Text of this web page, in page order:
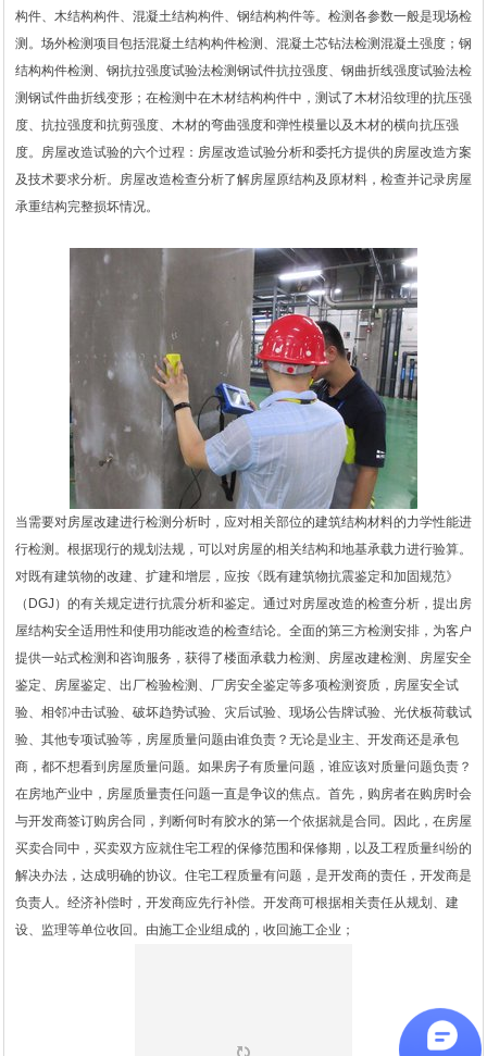
1 2
构件、木结构构件、混凝土结构构件、钢结构构件等。检测各参数一般是现场检
测。场外检测项目包括混凝土结构构件检测、混凝土芯钻法检测混凝土强度；钢
结构构件检测、钢抗拉强度试验法检测钢试件抗拉强度、钢曲折线强度试验法检
测钢试件曲折线变形；在检测中在木材结构构件中，测试了木材沿纹理的抗压强
度、抗拉强度和抗剪强度、木材的弯曲强度和弹性模量以及木材的横向抗压强
度。房屋改造试验的六个过程：房屋改造试验分析和委托方提供的房屋改造方案
及技术要求分析。房屋改造检查分析了解房屋原结构及原材料，检查并记录房屋
承重结构完整损坏情况。
当需要对房屋改建进行检测分析时，应对相关部位的建筑结构材料的力学性能进
行检测。根据现行的规划法规，可以对房屋的相关结构和地基承载力进行验算。
对既有建筑物的改建、扩建和增层，应按《既有建筑物抗震鉴定和加固规范》
（DGJ）的有关规定进行抗震分析和鉴定。通过对房屋改造的检查分析，提出房
屋结构安全适用性和使用功能改造的检查结论。全面的第三方检测安排，为客户
提供一站式检测和咨询服务，获得了楼面承载力检测、房屋改建检测、房屋安全
鉴定、房屋鉴定、出厂检验检测、厂房安全鉴定等多项检测资质，房屋安全试
验、相邻冲击试验、破坏趋势试验、灾后试验、现场公告牌试验、光伏板荷载试
验、其他专项试验等，房屋质量问题由谁负责？无论是业主、开发商还是承包
商，都不想看到房屋质量问题。如果房子有质量问题，谁应该对质量问题负责？
在房地产业中，房屋质量责任问题一直是争议的焦点。首先，购房者在购房时会
与开发商签订购房合同，判断何时有胶水的第一个依据就是合同。因此，在房屋
买卖合同中，买卖双方应就住宅工程的保修范围和保修期，以及工程质量纠纷的
解决办法，达成明确的协议。住宅工程质量有问题，是开发商的责任，开发商是
负责人。经济补偿时，开发商应先行补偿。开发商可根据相关责任从规划、建
设、监理等单位收回。由施工企业组成的，收回施工企业；